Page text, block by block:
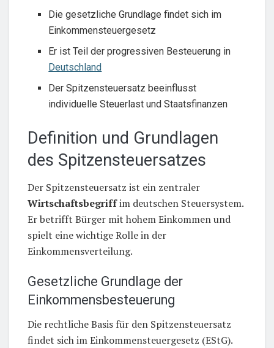
Die gesetzliche Grundlage findet sich im
Einkommensteuergesetz
Er ist Teil der progressiven Besteuerung in
Deutschland
Der Spitzensteuersatz beeinflusst
individuelle Steuerlast und Staatsfinanzen
Definition und Grundlagen
des Spitzensteuersatzes
Der Spitzensteuersatz ist ein zentraler
Wirtschaftsbegriffim deutschen Steuersystem.
Er betrifft Bürger mit hohem Einkommen und
spielt eine wichtige Rolle in der
Einkommensverteilung.
Gesetzliche Grundlage der
Einkommensbesteuerung
Die rechtliche Basis für den Spitzensteuersatz
findet sich im Einkommensteuergesetz (EStG).